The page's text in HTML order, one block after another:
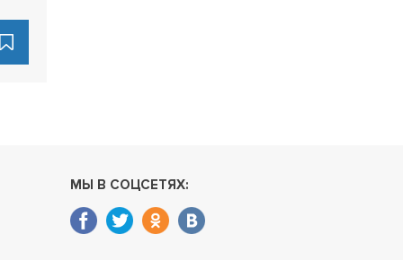
МЫ В СОЦСЕТЯХ: